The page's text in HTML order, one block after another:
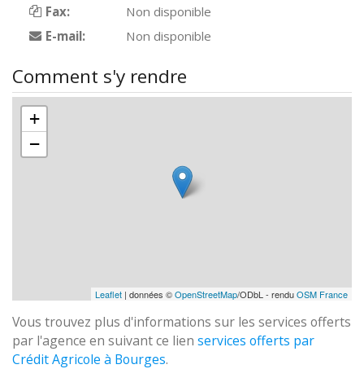
Fax:
Non disponible
E-mail:
Non disponible
Comment s'y rendre
+
−
Leaflet | données ©OpenStreetMap/ODbL - renduOSM France
Vous trouvez plus d'informations sur les services offerts
par l'agence en suivant ce lien services offerts par
Crédit Agricole à Bourges.